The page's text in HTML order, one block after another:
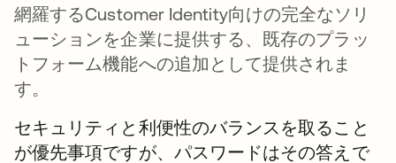
網羅するCustomer Identity向けの完全なソリ
ューションを企業に提供する、既存のプラッ
トフォーム機能への追加として提供されま
す。
セキュリティと利便性のバランスを取ること
が優先事項ですが、パスワードはその答えで